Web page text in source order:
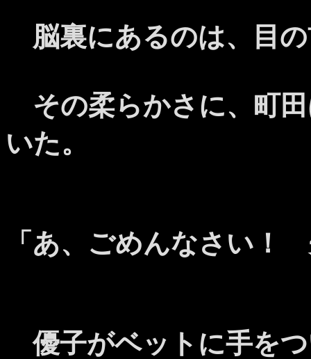
脳裏にあるのは、目
その柔らかさに、町
いた。
「あ、ごめんなさい！
優子がベットに手を